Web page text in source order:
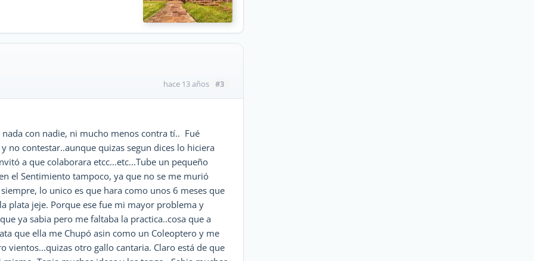
hace 13 años #3
con nadie, ni mucho menos contra tí.. Fué
no contestar..aunque quizas segun dices lo hiciera
a que colaborara etcc...etc...Tube un pequeño
el Sentimiento tampoco, ya que no se me murió
lo unico es que hara como unos 6 meses que
plata jeje. Porque ese fue mi mayor problema y
ya sabia pero me faltaba la practica..cosa que a
que ella me Chupó asin como un Coleoptero y me
otro gallo cantaria. Claro está de que